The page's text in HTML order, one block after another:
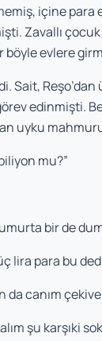
içine
Zavallı
böyle evlere
Sait,
edinmişti.
uyku
mu?”
bir de
lira para bu
da canım
şu karşıki